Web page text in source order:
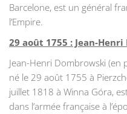
Barcelone, est un général
l’Empire.
29 août 1755 : Jean-
Jean-Henri Dombrowski (en
né le 29 août 1755 à
juillet 1818 à Winna Góra,
dans l’armée française à